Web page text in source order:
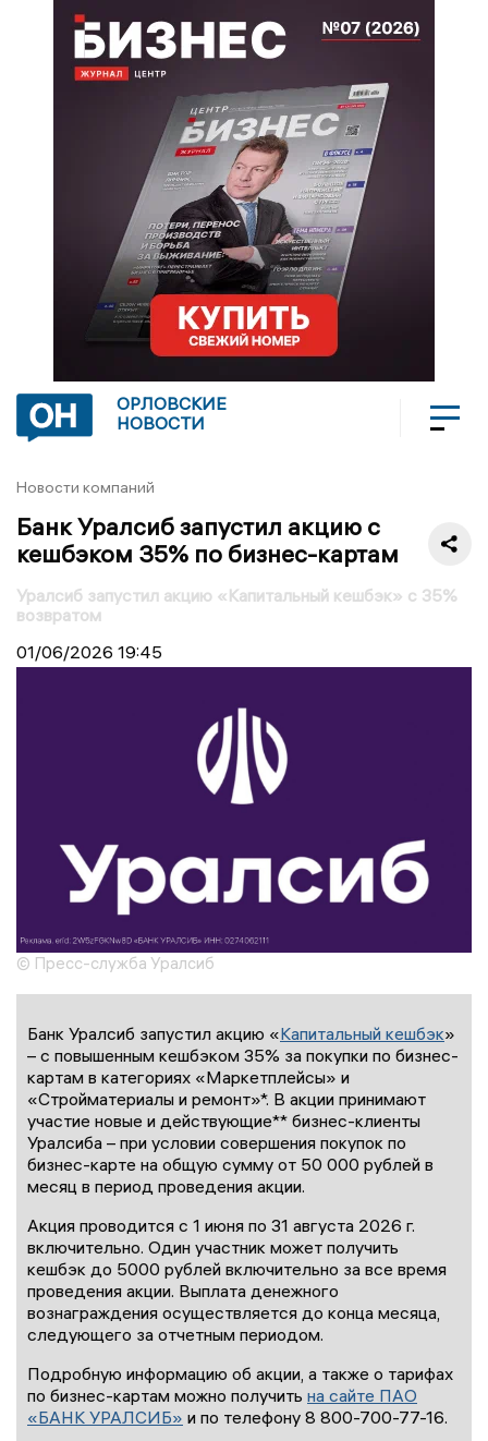
ОРЛОВСКИЕ
НОВОСТИ
Новости компаний
Банк Уралсиб запустил акцию с
кешбэком 35% по бизнес-картам
Уралсиб запустил акцию «Капитальный кешбэк» с 35%
возвратом
01/06/2026 19:45
© Пресс-служба Уралсиб
Банк Уралсиб запустил акцию «Капитальный кешбэк»
– с повышенным кешбэком 35% за покупки по бизнес-
картам в категориях «Маркетплейсы» и
«Стройматериалы и ремонт»*. В акции принимают
участие новые и действующие** бизнес-клиенты
Уралсиба – при условии совершения покупок по
бизнес-карте на общую сумму от 50 000 рублей в
месяц в период проведения акции.
Акция проводится с 1 июня по 31 августа 2026 г.
включительно. Один участник может получить
кешбэк до 5000 рублей включительно за все время
проведения акции. Выплата денежного
вознаграждения осуществляется до конца месяца,
следующего за отчетным периодом.
Подробную информацию об акции, а также о тарифах
по бизнес-картам можно получить на сайте ПАО
«БАНК УРАЛСИБ» и по телефону 8 800-700-77-16.